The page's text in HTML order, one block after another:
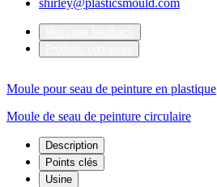
Moule pour seau de peinture en plastique
Moule de seau de peinture circulaire
Description
Points clés
Usine